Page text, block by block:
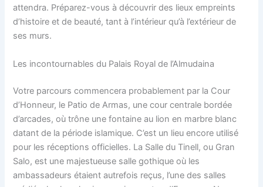
attendra. Préparez-vous à découvrir des lieux empreints
d’histoire et de beauté, tant à l’intérieur qu’à l’extérieur de
ses murs.
Les incontournables du Palais Royal de l’Almudaina
Votre parcours commencera probablement par la Cour
d’Honneur, le Patio de Armas, une cour centrale bordée
d’arcades, où trône une fontaine au lion en marbre blanc
datant de la période islamique. C’est un lieu encore utilisé
pour les réceptions officielles. La Salle du Tinell, ou Gran
Salo, est une majestueuse salle gothique où les
ambassadeurs étaient autrefois reçus, l’une des salles